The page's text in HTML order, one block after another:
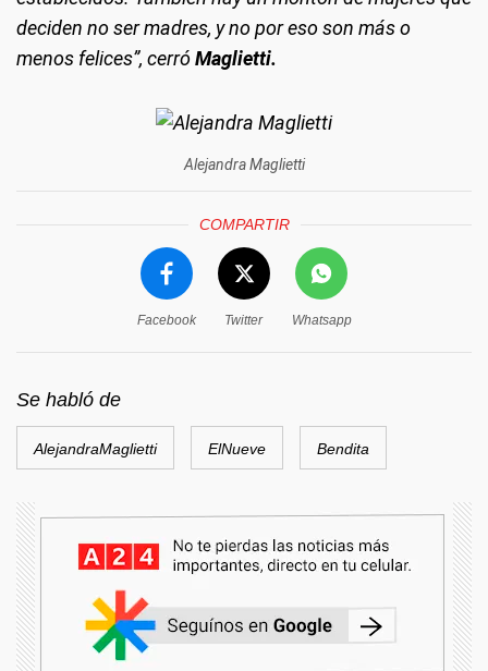
deciden no ser madres, y no por eso son más o
menos felices”, cerróMaglietti.
Alejandra Maglietti
COMPARTIR
Facebook Twitter Whatsapp
Se habló de
AlejandraMaglietti ElNueve Bendita